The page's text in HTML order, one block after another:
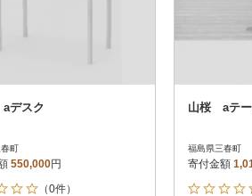
デスク
町
550,000円
（0件）
山桜 aテ
福島県三春町
寄付金額